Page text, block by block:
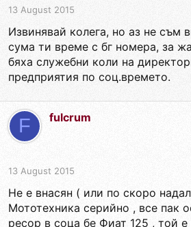
13 August 2015
Извинявай колега, но аз не съм
сума ти време с бг номера, за
бяха служебни коли на
предприятия по соц.времето.
F fulcrum
13 August 2015
Не е внасян ( или по скоро
Мототехника серийно , все пак
ресор в соца бе Фиат 125 , той е